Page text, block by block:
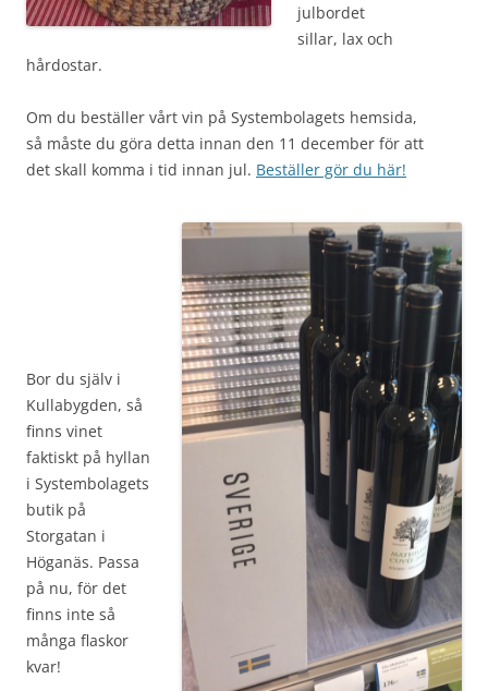
julbordet
sillar, lax och
hårdostar.
Om du beställer vårt vin på Systembolagets hemsida,
så måste du göra detta innan den 11 december för att
det skall komma i tid innan jul. Beställer gör du här!
Bor du själv i
Kullabygden, så
finns vinet
faktiskt på hyllan
i Systembolagets
butik på
Storgatan i
Höganäs. Passa
på nu, för det
finns inte så
många flaskor
kvar!